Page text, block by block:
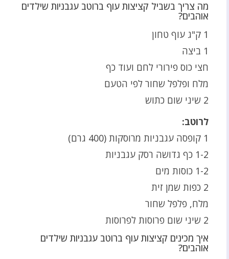
מה צריך בשביל קציצות עוף ברוטב עגבניות שילדים
אוהבים?
1 ק"ג עוף טחון
1 ביצה
חצי כוס פירורי לחם ועוד כף
מלח ופלפל שחור לפי הטעם
2 שיני שום כתוש
לרוטב:
1 קופסה עגבניות מרוסקות (400 גרם)
1-2 כף גדושה רסק עגבניות
1-2 כוסות מים
2 כפות שמן זית
מלח, פלפל שחור
2 שיני שום פרוסות לפרוסות
איך מכינים קציצות עוף ברוטב עגבניות שילדים
אוהבים?